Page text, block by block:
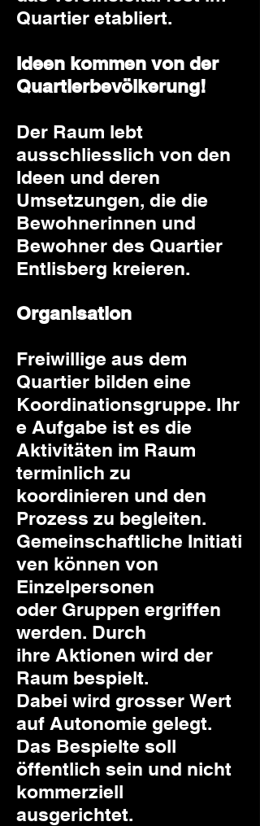
Quartier etabliert.
Ideen kommen von der
Quartierbevölkerung!
Der Raum lebt
ausschliesslich von den
Ideen und deren
Umsetzungen, die die
Bewohnerinnen und
Bewohner des Quartier
Entlisberg kreieren.
Organisation
Freiwillige aus dem
Quartier bilden eine
Koordinationsgruppe. Ihr
e Aufgabe ist es die
Aktivitäten im Raum
terminlich zu
koordinieren und den
Prozess zu begleiten.
Gemeinschaftliche Initiati
ven können von
Einzelpersonen
oder Gruppen ergriffen
werden. Durch
ihre Aktionen wird der
Raum bespielt.
Dabei wird grosser Wert
auf Autonomie gelegt.
Das Bespielte soll
öffentlich sein und nicht
kommerziell
ausgerichtet.